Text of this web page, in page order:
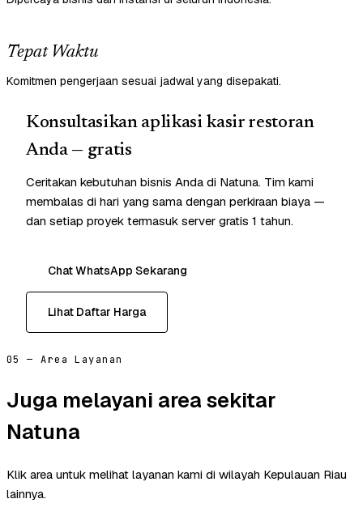
Tepat Waktu
Komitmen pengerjaan sesuai jadwal yang disepakati.
Konsultasikan aplikasi kasir restoran
Anda — gratis
Ceritakan kebutuhan bisnis Anda di Natuna. Tim kami
membalas di hari yang sama dengan perkiraan biaya —
dan setiap proyek termasuk server gratis 1 tahun.
Chat WhatsApp Sekarang
Lihat Daftar Harga
05 — Area Layanan
Juga melayani area sekitar
Natuna
Klik area untuk melihat layanan kami di wilayah Kepulauan Riau
lainnya.